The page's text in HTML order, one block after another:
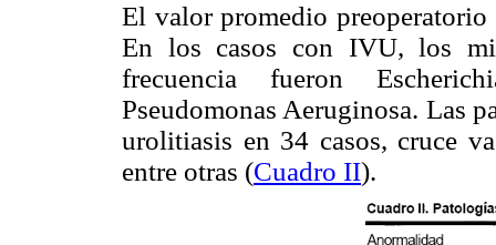
El valor promedio
En los casos con IVU, los
frecuencia fueron
Pseudomonas Aeruginosa. Las
urolitiasis en 34 casos, cruce
entre otras (Cuadro II).